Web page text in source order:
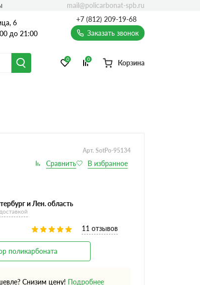
6
до 21:00
+7 (812) 209-19-68
Заказать звонок
0 0 Корзина
mail@policarbonat-spb.ru
Арт. SotPo-95134
и Лен. область
11 отзывов
поликарбоната
Снизим цену! Подробнее